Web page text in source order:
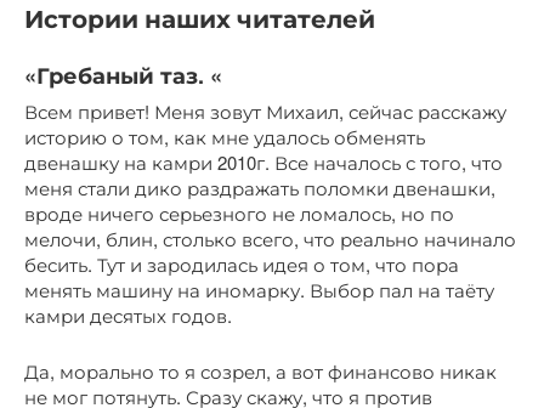
Истории наших читателей
«Гребаный таз. «
Всем привет! Меня зовут Михаил, сейчас расскажу
историю о том, как мне удалось обменять
двенашку на камри 2010г. Все началось с того, что
меня стали дико раздражать поломки двенашки,
вроде ничего серьезного не ломалось, но по
мелочи, блин, столько всего, что реально начинало
бесить. Тут и зародилась идея о том, что пора
менять машину на иномарку. Выбор пал на таёту
камри десятых годов.
Да, морально то я созрел, а вот финансово никак
не мог потянуть. Сразу скажу, что я против